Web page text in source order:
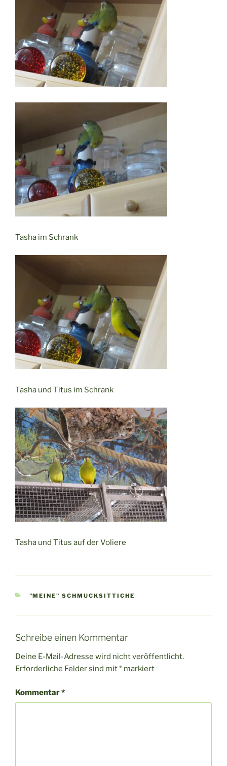
Tasha im Schrank
Tasha und Titus im Schrank
Tasha und Titus auf der Voliere
KATEGORIEN
"MEINE" SCHMUCKSITTICHE
Schreibe einen Kommentar
Deine E-Mail-Adresse wird nicht veröffentlicht.
Erforderliche Felder sind mit* markiert
Kommentar*